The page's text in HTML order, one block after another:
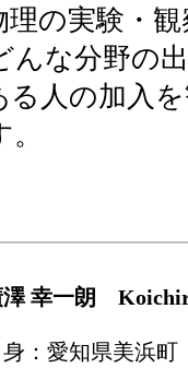
理の実験・
んな分野の
る人の加入
澤 幸一朗
：愛知県美浜町